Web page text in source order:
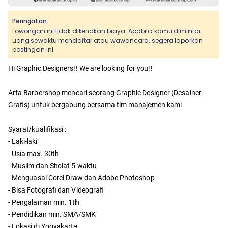
Peringatan
Lowongan ini tidak dikenakan biaya. Apabila kamu dimintai
uang sewaktu mendaftar atau wawancara, segera laporkan
postingan ini.
Hi Graphic Designers!! We are looking for you!!
Arfa Barbershop mencari seorang Graphic Designer (Desainer
Grafis) untuk bergabung bersama tim manajemen kami
Syarat/kualifikasi :
- Laki-laki
- Usia max. 30th
- Muslim dan Sholat 5 waktu
- Menguasai Corel Draw dan Adobe Photoshop
- Bisa Fotografi dan Videografi
- Pengalaman min. 1th
- Pendidikan min. SMA/SMK